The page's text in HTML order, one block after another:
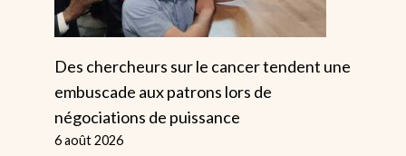
Des chercheurs sur le cancer tendent une
embuscade aux patrons lors de
négociations de puissance
6 août 2026